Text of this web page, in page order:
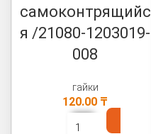
самоконтрящийс
я /21080-1203019-
008
гайки
120.00 ₸